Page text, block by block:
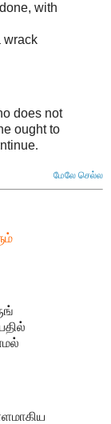
with
wrack
does not
ought to
.
மேலே செல்ல